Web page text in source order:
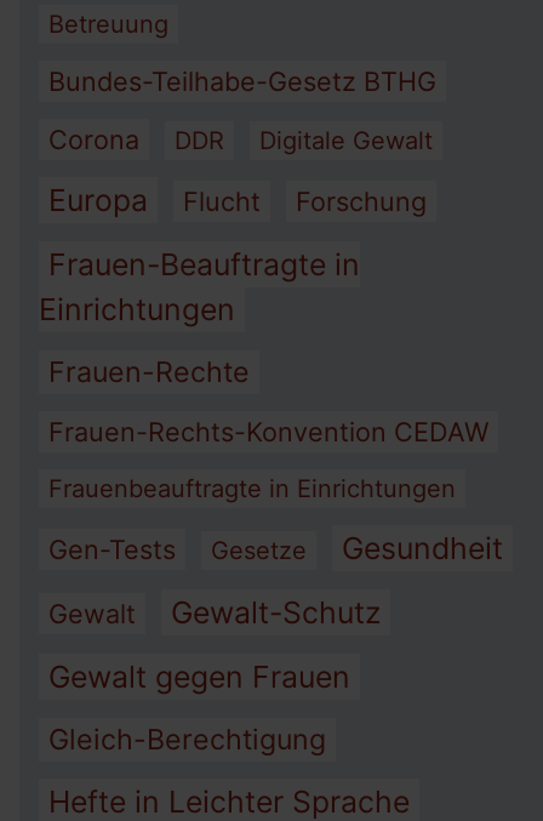
Betreuung
Bundes-Teilhabe-Gesetz BTHG
Corona
DDR Digitale Gewalt
Europa Flucht Forschung
Frauen-Beauftragte in
Einrichtungen
Frauen-Rechte
Frauen-Rechts-Konvention CEDAW
Frauenbeauftragte in Einrichtungen
Gen-Tests Gesetze Gesundheit
Gewalt
Gewalt-Schutz
Gewalt gegen Frauen
Gleich-Berechtigung
Hefte in Leichter Sprache